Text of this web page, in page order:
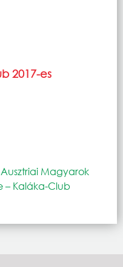
2017-es
Magyarok
– Kaláka-Club